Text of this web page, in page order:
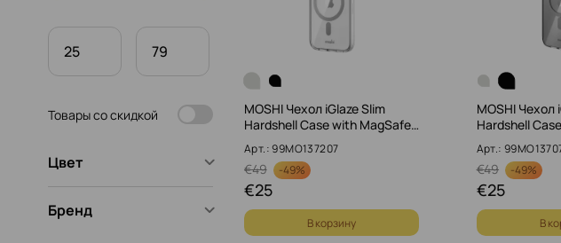
Товары со скидкой
Цвет
Бренд
MOSHI Чехол iGlaze Slim
Hardshell Case with MagSafe…
Арт.: 99MO137207
49
€ -49%
25
€
В корзину
MOSHI Чехол
Hardshell
Арт.:
49
€ -49%
25
€
В